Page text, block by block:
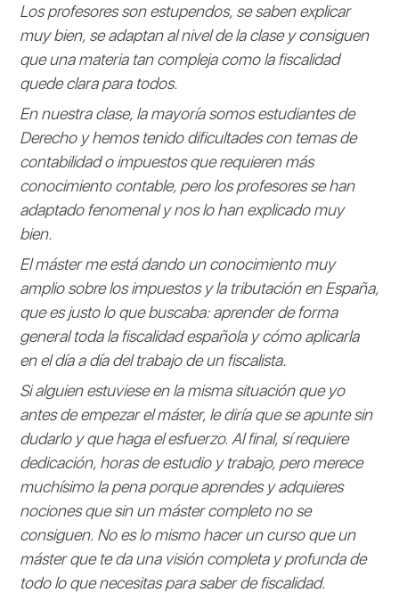
Los profesores son estupendos, se saben explicar
muy bien, se adaptan al nivel de la clase y consiguen
que una materia tan compleja como la fiscalidad
quede clara para todos.
En nuestra clase, la mayoría somos estudiantes de
Derecho y hemos tenido dificultades con temas de
contabilidad o impuestos que requieren más
conocimiento contable, pero los profesores se han
adaptado fenomenal y nos lo han explicado muy
bien.
El máster me está dando un conocimiento muy
amplio sobre los impuestos y la tributación en España,
que es justo lo que buscaba: aprender de forma
general toda la fiscalidad española y cómo aplicarla
en el día a día del trabajo de un fiscalista.
Si alguien estuviese en la misma situación que yo
antes de empezar el máster, le diría que se apunte sin
dudarlo y que haga el esfuerzo. Al final, sí requiere
dedicación, horas de estudio y trabajo, pero merece
muchísimo la pena porque aprendes y adquieres
nociones que sin un máster completo no se
consiguen. No es lo mismo hacer un curso que un
máster que te da una visión completa y profunda de
todo lo que necesitas para saber de fiscalidad.